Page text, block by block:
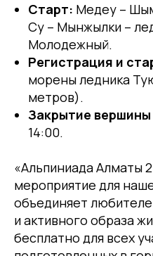
Старт: Медеу –
Су – Мынжылки –
Молодежный.
Регистрация и
морены ледника
метров).
Закрытие
14:00.
«Альпиниада Алматы
мероприятие для
объединяет
и активного образа
бесплатно для всех